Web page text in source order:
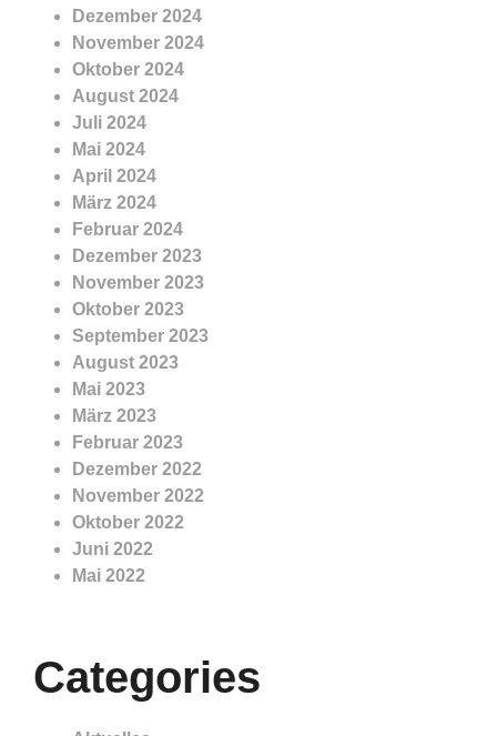
Dezember 2024
November 2024
Oktober 2024
August 2024
Juli 2024
Mai 2024
April 2024
März 2024
Februar 2024
Dezember 2023
November 2023
Oktober 2023
September 2023
August 2023
Mai 2023
März 2023
Februar 2023
Dezember 2022
November 2022
Oktober 2022
Juni 2022
Mai 2022
Categories